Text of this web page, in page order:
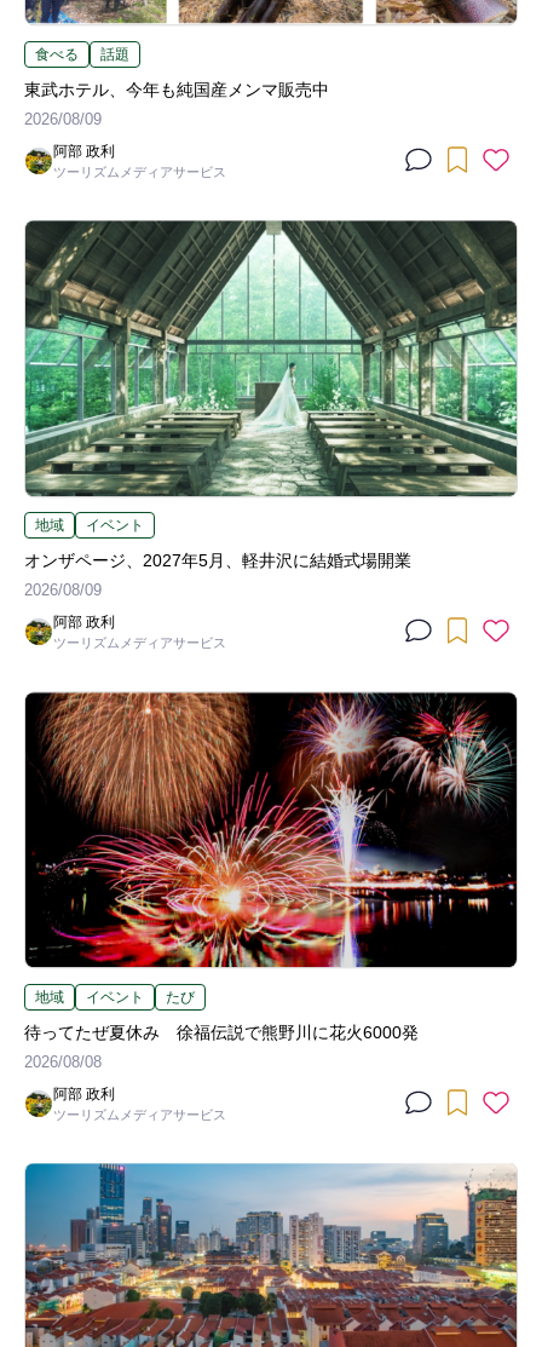
食べる 話題
東武ホテル、今年も純国産メンマ販売中
2026/08/09
阿部 政利
ツーリズムメディアサービス
地域 イベント
オンザページ、2027年5月、軽井沢に結婚式場開業
2026/08/09
阿部 政利
ツーリズムメディアサービス
地域 イベント たび
待ってたぜ夏休み 徐福伝説で熊野川に花火6000発
2026/08/08
阿部 政利
ツーリズムメディアサービス